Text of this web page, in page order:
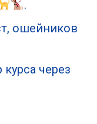
.
ошейников
через